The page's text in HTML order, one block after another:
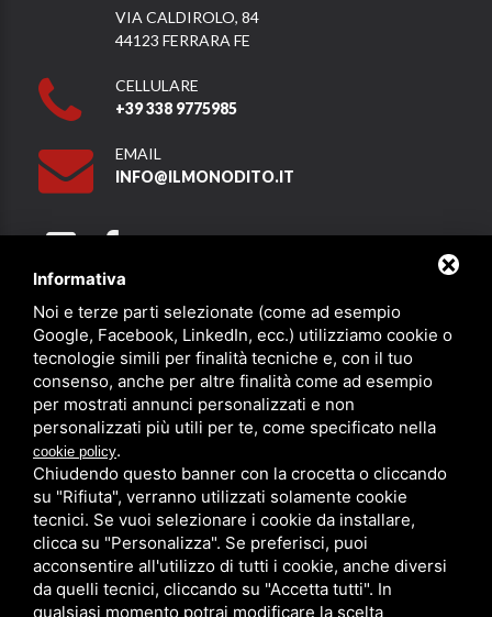
VIA CALDIROLO, 84
44123 FERRARA FE
CELLULARE
+39 338 9775985
EMAIL
INFO@ILMONODITO.IT
Partner
PRIVACY SITEMAP/ QUESTO SITO È PROTETTO DA GOOGLE
RECAPTCHA V3,PRIVACY POLICYE TERMS OF SERVICEDI GOOGLE.
Informativa
Noi e terze parti selezionate (come ad esempio
Google, Facebook, LinkedIn, ecc.) utilizziamo cookie o
tecnologie simili per finalità tecniche e, con il tuo
consenso, anche per altre finalità come ad esempio
per mostrati annunci personalizzati e non
personalizzati più utili per te, come specificato nella
cookie policy.
Chiudendo questo banner con la crocetta o cliccando
su "Rifiuta", verranno utilizzati solamente cookie
tecnici. Se vuoi selezionare i cookie da installare,
clicca su "Personalizza". Se preferisci, puoi
acconsentire all'utilizzo di tutti i cookie, anche diversi
da quelli tecnici, cliccando su "Accetta tutti". In
qualsiasi momento potrai modificare la scelta